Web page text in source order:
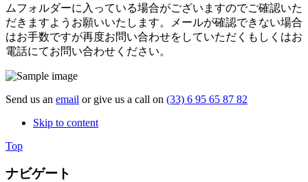
ムフォルダーに入っている場合がございますのでご確認いた
だきますようお願いいたします。メールが確認できない場合
はお手数ですが再度お問い合わせをしていただくもしくはお
電話にてお問い合わせください。
Send us an email or give us a call on (33) 6 95 65 87 82
Skip to content
Top
ナビゲート